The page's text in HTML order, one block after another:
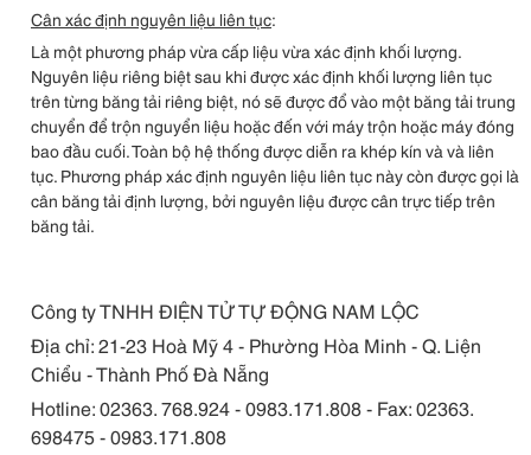
Cân xác định nguyên liệu liên tục:
Là một phương pháp vừa cấp liệu vừa xác định khối lượng.
Nguyên liệu riêng biệt sau khi được xác định khối lượng liên tục
trên từng băng tải riêng biệt, nó sẽ được đổ vào một băng tải trung
chuyển để trộn nguyển liệu hoặc đến với máy trộn hoặc máy đóng
bao đầu cuối. Toàn bộ hệ thống được diễn ra khép kín và và liên
tục. Phương pháp xác định nguyên liệu liên tục này còn được gọi là
cân băng tải định lượng, bởi nguyên liệu được cân trực tiếp trên
băng tải.
Công ty TNHH ĐIỆN TỬ TỰ ĐỘNG NAM LỘC
Địa chỉ: 21-23 Hoà Mỹ 4 - Phường Hòa Minh - Q. Liện
Chiểu - Thành Phố Đà Nẵng
Hotline: 02363. 768.924 - 0983.171.808 - Fax: 02363.
698475 - 0983.171.808